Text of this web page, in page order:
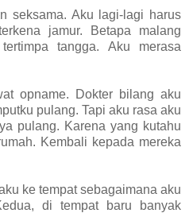
seksama. Aku lagi-lagi harus
jamur. Betapa malang
tangga. Aku merasa
opname. Dokter bilang aku
pulang. Tapi aku rasa aku
pulang. Karena yang kutahu
Kembali kepada mereka
ke tempat sebagaimana aku
di tempat baru banyak